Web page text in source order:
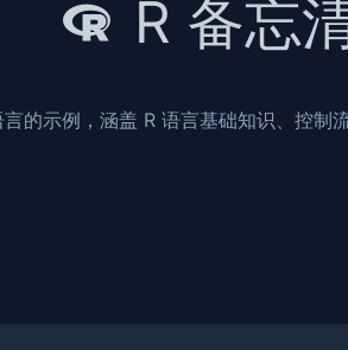
R 备忘
的示例，涵盖 R 语言基础知识、控制